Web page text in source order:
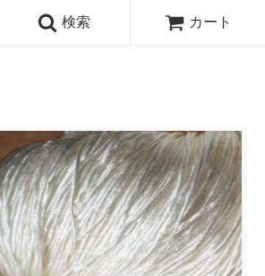
検索 カート